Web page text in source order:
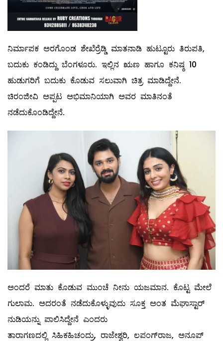
ನಿರ್ಮಾಪಕ ಅರಗೊಂಡ ಶೇಖೆರ್‍ರೆಡ್ಡಿ ಮಾತನಾಡಿ ಹುಟ್ಟೂರು ತಿರುಪತಿ,
ಬದುಕು ಕಂಡಿದ್ದು ಬೆಂಗಳೂರು. ಇಲ್ಲಿನ ಋಣ ಹಾಗೂ ಕನಿಷ್ಠ 10
ಹುಡುಗರಿಗೆ ಬದುಕು ಕೊಡುವ ಸಲುವಾಗಿ ಚಿತ್ರ ಮಾಡಿದ್ದೇನೆ.
ಚಿರಂಜೀವಿ ಅಪ್ಪಟ ಅಭಿಮಾನಿಯಾಗಿ ಅವರ ಮಾತಿನಂತೆ
ನಡೆದುಕೊಂಡಿದ್ದೇನೆ.
ಅಂದರೆ ಮಾತು ಕೊಡುವ ಮುಂಚೆ ನೀನು ಯಜಮಾನ. ಕೊಟ್ಟ ಮೇಲೆ
ಗುಲಾಮ. ಅದರಂತೆ ನಡೆದುಕೊಳ್ಳುವುದು ಸೂಕ್ತ ಅಂತ ಮೆಘಾಸ್ಟಾರ್
ನುಡಿಯನ್ನು ಪಾಲಿಸಿದ್ದೇನೆ ಎಂದರು
ತಾರಾಗಣದಲ್ಲಿ ಸಿಹಿಕಹಿಚಂದ್ರು, ರಾಜೇಶ್ವರಿ, ಲಪಂಗ್‍ರಾಜ, ಅನೂಪ್